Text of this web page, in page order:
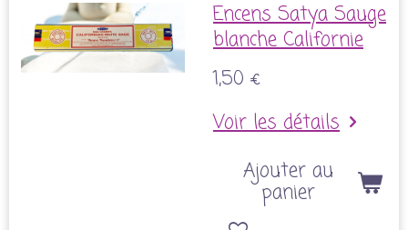
Encens Satya Sauge
blanche Californie
1,50 €
Voir les détails
Ajouter au
panier